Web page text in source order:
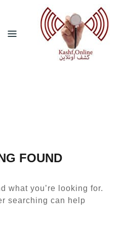
Skip
content
FOUND
what you’re looking for.
searching can help.